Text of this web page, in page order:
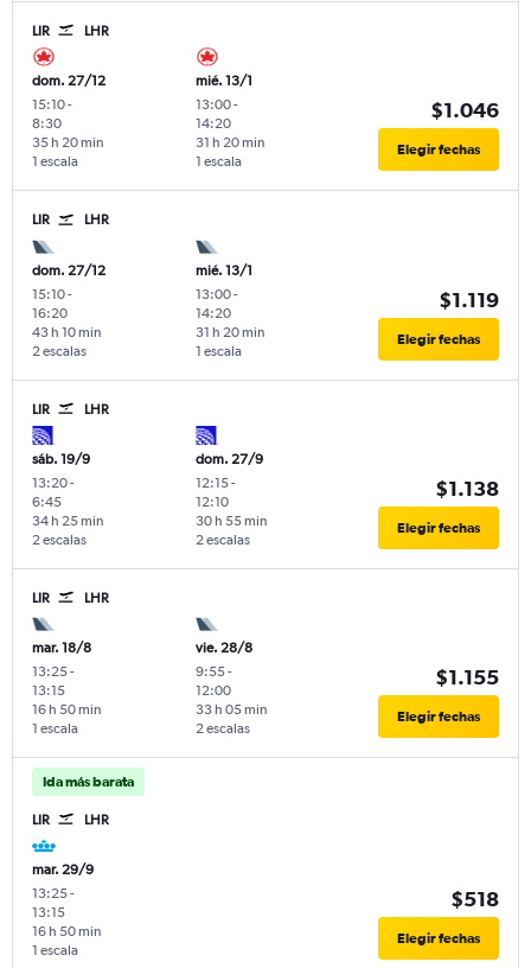
LIR LHR
dom. 27/12
15:10-
8:30
1 escala
35 h 20 min
mié. 13/1
13:00-
14:20
1 escala
31 h 20 min
$1.046
Elegir fechas
LIR LHR
dom. 27/12
15:10-
16:20
2 escalas
43 h 10 min
mié. 13/1
13:00-
14:20
1 escala
31 h 20 min
$1.119
Elegir fechas
LIR LHR
sáb. 19/9
13:20-
6:45
2 escalas
34 h 25 min
dom. 27/9
12:15-
12:10
2 escalas
30 h 55 min
$1.138
Elegir fechas
LIR LHR
mar. 18/8
13:25-
13:15
1 escala
16 h 50 min
vie. 28/8
9:55-
12:00
2 escalas
33 h 05 min
$1.155
Elegir fechas
Ida más barata
LIR LHR
mar. 29/9
13:25-
13:15
1 escala
16 h 50 min
$518
Elegir fechas